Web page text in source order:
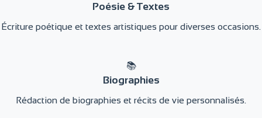
Poésie & Textes
Écriture poétique et textes artistiques pour diverses occasions.
📚
Biographies
Rédaction de biographies et récits de vie personnalisés.